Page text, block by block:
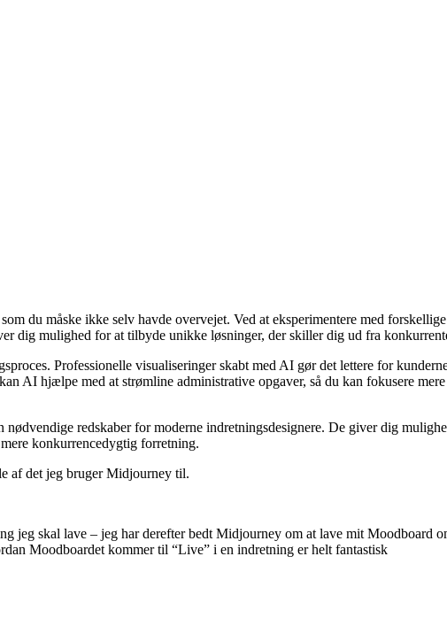
du måske ikke selv havde overvejet. Ved at eksperimentere med
dig mulighed for at tilbyde unikke løsninger, der skiller dig ud fra
Professionelle visualiseringer skabt med AI gør det lettere for
AI hjælpe med at strømline administrative opgaver, så du kan fokusere
redskaber for moderne indretningsdesignere. De giver dig
konkurrencedygtig forretning.
af det jeg bruger Midjourney til.
jeg skal lave – jeg har derefter bedt Midjourney om at lave mit Moodboard
Moodboardet kommer til “Live” i en indretning er helt fantastisk